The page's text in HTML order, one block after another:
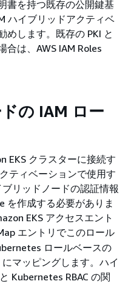
書を持つ既存の公開鍵基
ハイブリッドアクティベ
めします。既存の PKI と
合は、AWS IAM Roles
の IAM ロー
EKS クラスターに接続す
ティベーションで使用す
リッドノードの認証情報
を作成する必要がありま
EKS アクセスエント
エントリでこのロール
ロールベースの
マッピングします。ハイ
Kubernetes RBAC の関